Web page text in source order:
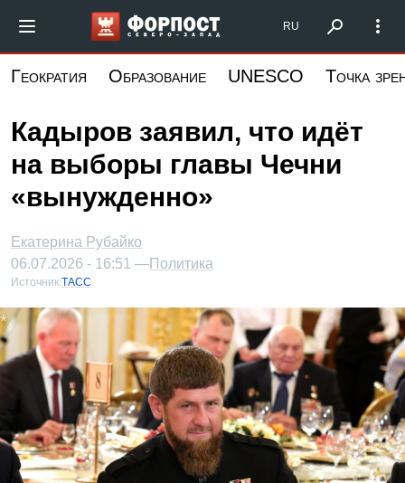
основному
Форпост Северо-Запад
RU
Геократия Образование UNESCO Точка
Кадыров заявил, что идёт
на выборы главы Чечни
«вынужденно»
Екатерина Рубайко
06.07.2026 - 16:51 —Политика
Источник:ТАСС